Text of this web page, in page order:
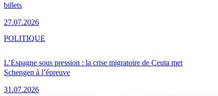
billets
27.07.2026
L’Espagne sous pression : la crise migratoire de Ceuta met
Schengen à l’épreuve
31.07.2026
POLITIQUE